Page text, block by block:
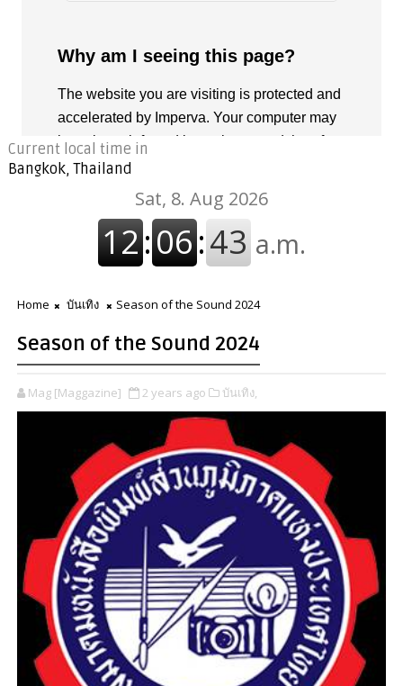
Current local time in
Bangkok, Thailand
Home บันเทิง Season of the Sound 2024
Season of the Sound 2024
Mag [Maggazine] 2 years ago บันเทิง,